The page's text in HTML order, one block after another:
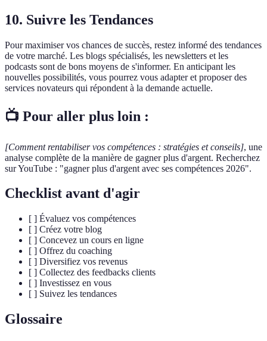
10. Suivre les Tendances
Pour maximiser vos chances de succès, restez informé des tendances
de votre marché. Les blogs spécialisés, les newsletters et les
podcasts sont de bons moyens de s'informer. En anticipant les
nouvelles possibilités, vous pourrez vous adapter et proposer des
services novateurs qui répondent à la demande actuelle.
📺 Pour aller plus loin :
[Comment rentabiliser vos compétences : stratégies et conseils], une
analyse complète de la manière de gagner plus d'argent. Recherchez
sur YouTube : "gagner plus d'argent avec ses compétences 2026".
Checklist avant d'agir
[ ] Évaluez vos compétences
[ ] Créez votre blog
[ ] Concevez un cours en ligne
[ ] Offrez du coaching
[ ] Diversifiez vos revenus
[ ] Collectez des feedbacks clients
[ ] Investissez en vous
[ ] Suivez les tendances
Glossaire